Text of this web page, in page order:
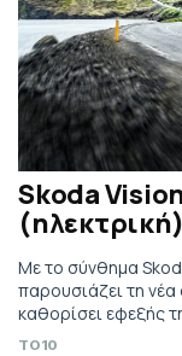
Skoda
Με το σύνθημα
παρουσιάζει τη
καθορίσει εφεξής
επταθέσιο
TO10